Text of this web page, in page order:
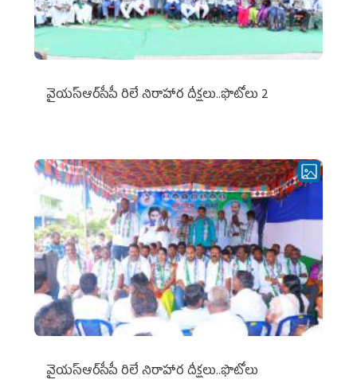
వైయ‌స్ఆర్‌సీపీ రిలే నిరాహార దీక్షలు..ఫొటోలు 2
వైయ‌స్ఆర్‌సీపీ రిలే నిరాహార దీక్షలు..ఫొటోలు